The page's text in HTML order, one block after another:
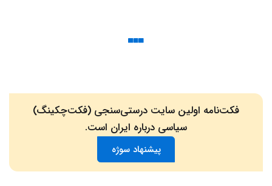
فکت‌نامه اولین سایت درستی‌سنجی (فکت‌چکینگ)
سیاسی درباره ایران است.
پیشنهاد سوژه